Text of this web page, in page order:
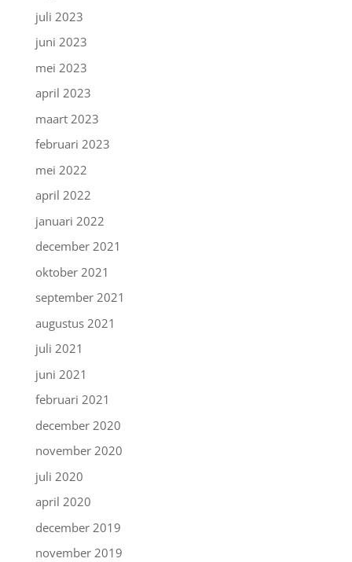
juli 2023
juni 2023
mei 2023
april 2023
maart 2023
februari 2023
mei 2022
april 2022
januari 2022
december 2021
oktober 2021
september 2021
augustus 2021
juli 2021
juni 2021
februari 2021
december 2020
november 2020
juli 2020
april 2020
december 2019
november 2019